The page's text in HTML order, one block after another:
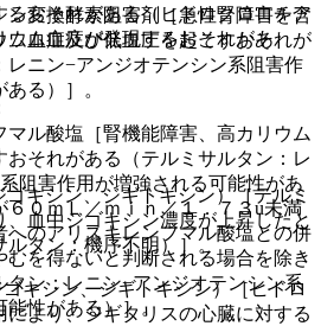
変換酵素阻害剤［急性腎障害を含
ム血症及び低血圧を起こすおそれが
レニン−アンジオテンシン系阻害作
る）］。
ル酸塩［腎機能障害、高カリウム
おそれがある（テルミサルタン：レ
阻害作用が増強される可能性があ
６０ｍＬ／ｍｉｎ／１．７３u未満
へのアリスキレンフマル酸塩との併
を得ないと判断される場合を除き
タン：レニン−アンジオテンシン系
性がある）］。
おそれがある（ヒドロクロロチア
ム血症が発現するおそれがあ
キシン、ジギトキシン）［テルミ
血中ジゴキシン濃度が上昇したと
タン：機序不明）］。
キシン、ジギトキシン）［ヒドロ
より、ジギタリスの心臓に対する